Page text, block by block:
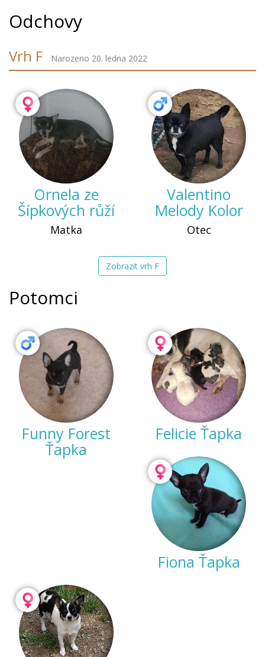
Odchovy
Vrh F Narozeno 20. ledna 2022
Ornela ze
Šípkových růží
Matka
Valentino
Melody Kolor
Otec
Zobrazit vrh F
Potomci
Funny Forest
Ťapka
Felicie Ťapka
Fiona Ťapka